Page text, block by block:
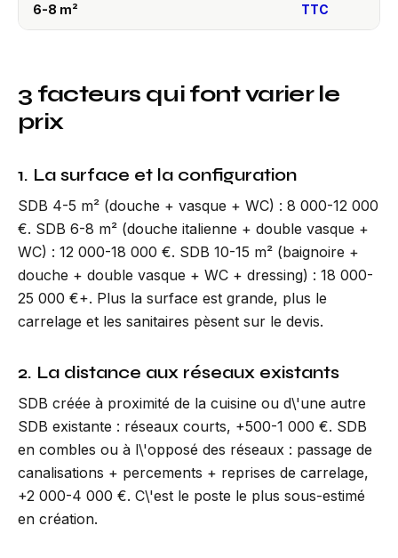
6-8 m²
TTC
3 facteurs qui font varier le
prix
1. La surface et la configuration
SDB 4-5 m² (douche + vasque + WC) : 8 000-12 000
€. SDB 6-8 m² (douche italienne + double vasque +
WC) : 12 000-18 000 €. SDB 10-15 m² (baignoire +
douche + double vasque + WC + dressing) : 18 000-
25 000 €+. Plus la surface est grande, plus le
carrelage et les sanitaires pèsent sur le devis.
2. La distance aux réseaux existants
SDB créée à proximité de la cuisine ou d\'une autre
SDB existante : réseaux courts, +500-1 000 €. SDB
en combles ou à l\'opposé des réseaux : passage de
canalisations + percements + reprises de carrelage,
+2 000-4 000 €. C\'est le poste le plus sous-estimé
en création.